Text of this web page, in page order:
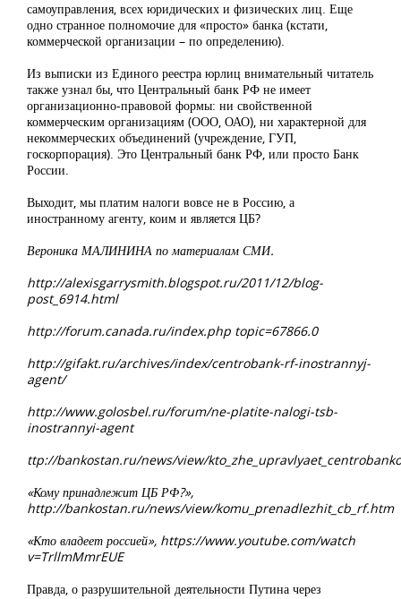
самоуправления, всех юридических и физических лиц. Еще
одно странное полномочие для «просто» банка (кстати,
коммерческой организации – по определению).
Из выписки из Единого реестра юрлиц внимательный читатель
также узнал бы, что Центральный банк РФ не имеет
организационно-правовой формы: ни свойственной
коммерческим организациям (ООО, ОАО), ни характерной для
некоммерческих объединений (учреждение, ГУП,
госкорпорация). Это Центральный банк РФ, или просто Банк
России.
Выходит, мы платим налоги вовсе не в Россию, а
иностранному агенту, коим и является ЦБ?
Вероника МАЛИНИНА по материалам СМИ.
http://alexisgarrysmith.blogspot.ru/2011/12/blog-
post_6914.html
http://forum.canada.ru/index.php topic=67866.0
http://gifakt.ru/archives/index/centrobank-rf-inostrannyj-
agent/
http://www.golosbel.ru/forum/ne-platite-nalogi-tsb-
inostrannyi-agent
ttp://bankostan.ru/news/view/
«Кому принадлежит ЦБ РФ?»,
http://bankostan.ru/news/view/komu_prenadlezhit_cb_rf.htm
«Кто владеет россией», https://www.youtube.com/watch
v=TrllmMmrEUE
Правда, о разрушительной деятельности Путина через